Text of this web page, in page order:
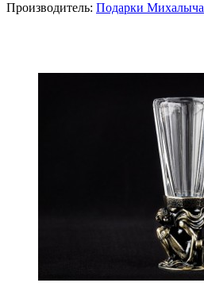
Производитель: Подарки Михалыча